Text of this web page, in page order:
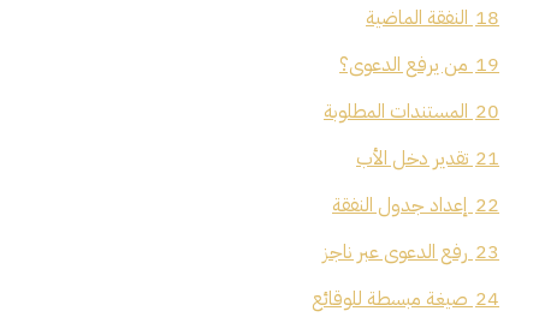
18 النفقة الماضية
19 من يرفع الدعوى؟
20 المستندات المطلوبة
21 تقدير دخل الأب
22 إعداد جدول النفقة
23 رفع الدعوى عبر ناجز
24 صيغة مبسطة للوقائع